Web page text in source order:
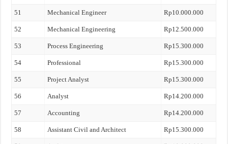
51 Mechanical Engineer Rp10.000.000
52 Mechanical Engineering Rp12.500.000
53 Process Engineering Rp15.300.000
54 Professional Rp15.300.000
55 Project Analyst Rp15.300.000
56 Analyst Rp14.200.000
57 Accounting Rp14.200.000
58 Assistant Civil and Architect Rp15.300.000